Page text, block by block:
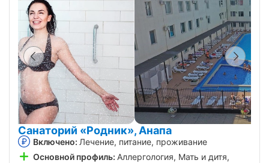
Санаторий «Родник», Анапа
Включено: Лечение, питание, проживание
Основной профиль: Аллергология, Мать и дитя,